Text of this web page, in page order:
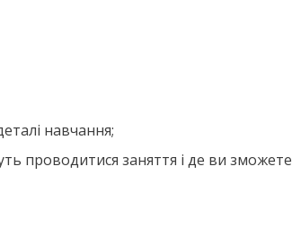
навчання;
проводитися заняття і де ви зможете